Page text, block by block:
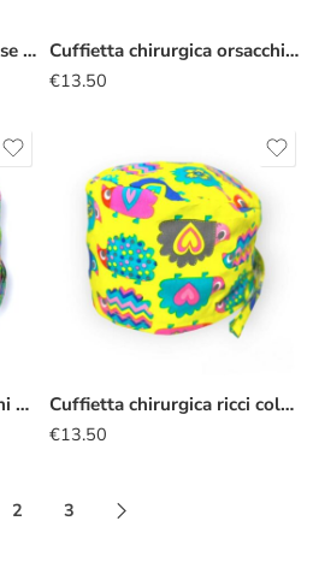
Cuffietta chirurgica meduse colorate
Cuffietta chirurgica orsacchiotto
€13.50
Cuffietta Chirurgica Tucani Sterlizia
Cuffietta chirurgica ricci colorati
€13.50
2 3